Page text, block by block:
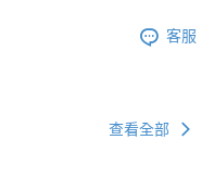
客服
查看全部